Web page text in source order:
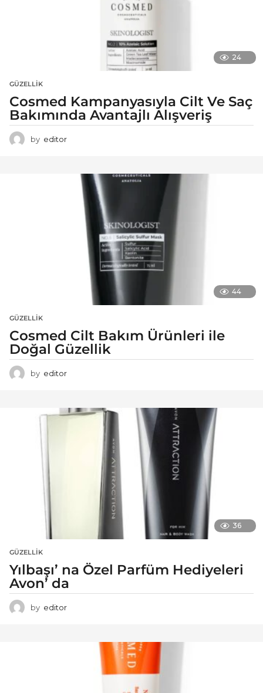
24
GÜZELLIK
Cosmed Kampanyasıyla Cilt Ve Saç
Bakımında Avantajlı Alışveriş
by editor
44
GÜZELLIK
Cosmed Cilt Bakım Ürünleri ile
Doğal Güzellik
by editor
36
GÜZELLIK
Yılbaşı’ na Özel Parfüm Hediyeleri
Avon’ da
by editor